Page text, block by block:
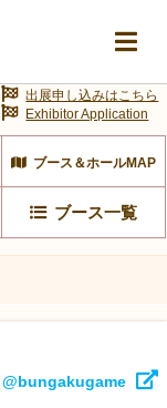
ブース＆ホールMAP
ブース一覧
出展申し込みはこちら
Exhibitor Application
@bungakugame